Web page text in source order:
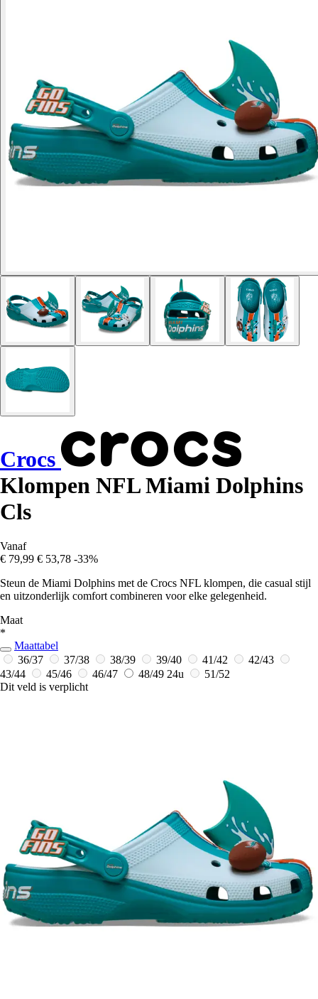
Crocs
Klompen NFL Miami Dolphins
Cls
Vanaf
€ 79,99 € 53,78 -33%
Steun de Miami Dolphins met de Crocs NFL klompen, die casual stijl
en uitzonderlijk comfort combineren voor elke gelegenheid.
Maat
*
Maattabel
36/37
37/38 38/39 39/40 41/42
42/43
43/44
45/46 46/47 48/49 24u
51/52
Dit veld is verplicht